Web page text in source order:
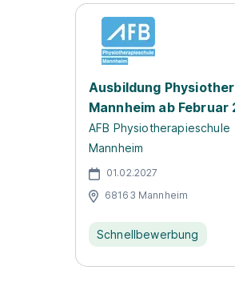
Ausbildung
Mannheim ab Februar
AFB Physiotherapieschule
Mannheim
01.02.2027
68163 Mannheim
Schnellbewerbung